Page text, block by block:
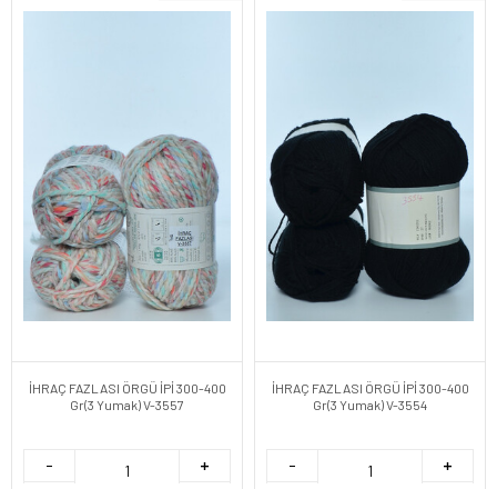
İHRAÇ FAZLASI ÖRGÜ İPİ 300-400
Gr(3 Yumak) V-3557
İHRAÇ FAZLASI ÖRGÜ İPİ 300-400
Gr(3 Yumak) V-3554